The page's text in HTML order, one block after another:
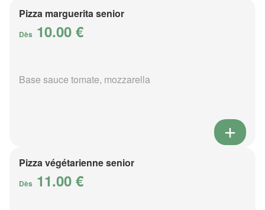
Pizza marguerita senior
Dès 10.00 €
Base sauce tomate, mozzarella
Pizza végétarienne senior
Dès 11.00 €